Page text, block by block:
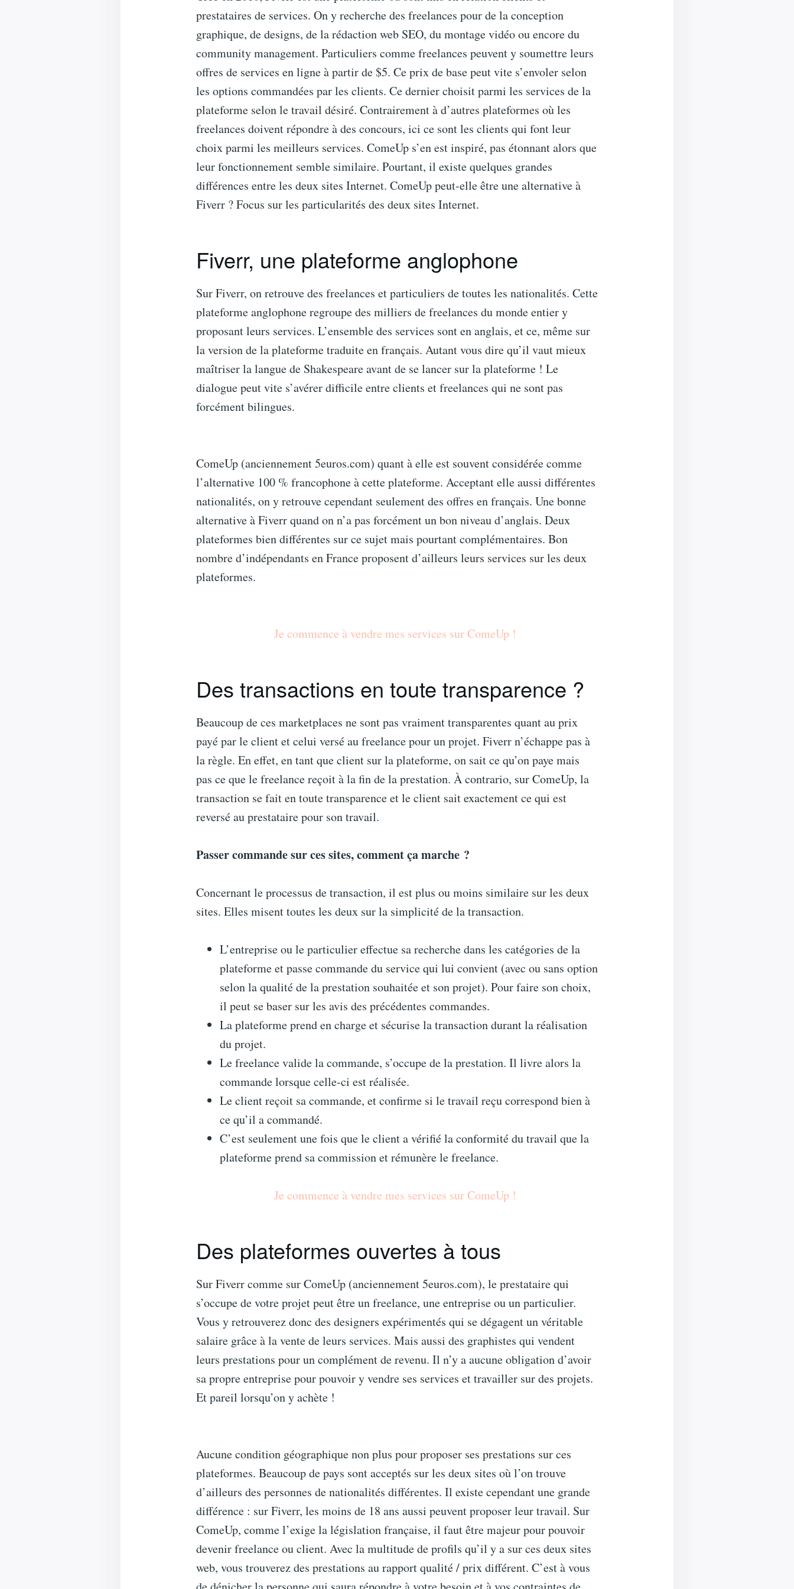
prestataires de services. On y recherche des freelances pour de la conception
graphique, de designs, de la rédaction web SEO, du montage vidéo ou encore du
community management. Particuliers comme freelances peuvent y soumettre leurs
offres de services en ligne à partir de $5. Ce prix de base peut vite s’envoler selon
les options commandées par les clients. Ce dernier choisit parmi les services de la
plateforme selon le travail désiré. Contrairement à d’autres plateformes où les
freelances doivent répondre à des concours, ici ce sont les clients qui font leur
choix parmi les meilleurs services. ComeUp s’en est inspiré, pas étonnant alors que
leur fonctionnement semble similaire. Pourtant, il existe quelques grandes
différences entre les deux sites Internet. ComeUp peut-elle être une alternative à
Fiverr ? Focus sur les particularités des deux sites Internet.
Fiverr, une plateforme anglophone
Sur Fiverr, on retrouve des freelances et particuliers de toutes les nationalités. Cette
plateforme anglophone regroupe des milliers de freelances du monde entier y
proposant leurs services. L’ensemble des services sont en anglais, et ce, même sur
la version de la plateforme traduite en français. Autant vous dire qu’il vaut mieux
maîtriser la langue de Shakespeare avant de se lancer sur la plateforme ! Le
dialogue peut vite s’avérer difficile entre clients et freelances qui ne sont pas
forcément bilingues.
ComeUp (anciennement 5euros.com) quant à elle est souvent considérée comme
l’alternative 100 % francophone à cette plateforme. Acceptant elle aussi différentes
nationalités, on y retrouve cependant seulement des offres en français. Une bonne
alternative à Fiverr quand on n’a pas forcément un bon niveau d’anglais. Deux
plateformes bien différentes sur ce sujet mais pourtant complémentaires. Bon
nombre d’indépendants en France proposent d’ailleurs leurs services sur les deux
plateformes.
Je commence à vendre mes services sur ComeUp !
Des transactions en toute transparence ?
Beaucoup de ces marketplaces ne sont pas vraiment transparentes quant au prix
payé par le client et celui versé au freelance pour un projet. Fiverr n’échappe pas à
la règle. En effet, en tant que client sur la plateforme, on sait ce qu’on paye mais
pas ce que le freelance reçoit à la fin de la prestation. À contrario, sur ComeUp, la
transaction se fait en toute transparence et le client sait exactement ce qui est
reversé au prestataire pour son travail.
Passer commande sur ces sites, comment ça marche ?
Concernant le processus de transaction, il est plus ou moins similaire sur les deux
sites. Elles misent toutes les deux sur la simplicité de la transaction.
L’entreprise ou le particulier effectue sa recherche dans les catégories de la
plateforme et passe commande du service qui lui convient (avec ou sans option
selon la qualité de la prestation souhaitée et son projet). Pour faire son choix,
il peut se baser sur les avis des précédentes commandes.
La plateforme prend en charge et sécurise la transaction durant la réalisation
du projet.
Le freelance valide la commande, s’occupe de la prestation. Il livre alors la
commande lorsque celle-ci est réalisée.
Le client reçoit sa commande, et confirme si le travail reçu correspond bien à
ce qu’il a commandé.
C’est seulement une fois que le client a vérifié la conformité du travail que la
plateforme prend sa commission et rémunère le freelance.
Je commence à vendre mes services sur ComeUp !
Des plateformes ouvertes à tous
Sur Fiverr comme sur ComeUp (anciennement 5euros.com), le prestataire qui
s’occupe de votre projet peut être un freelance, une entreprise ou un particulier.
Vous y retrouverez donc des designers expérimentés qui se dégagent un véritable
salaire grâce à la vente de leurs services. Mais aussi des graphistes qui vendent
leurs prestations pour un complément de revenu. Il n’y a aucune obligation d’avoir
sa propre entreprise pour pouvoir y vendre ses services et travailler sur des projets.
Et pareil lorsqu’on y achète !
Aucune condition géographique non plus pour proposer ses prestations sur ces
plateformes. Beaucoup de pays sont acceptés sur les deux sites où l’on trouve
d’ailleurs des personnes de nationalités différentes. Il existe cependant une grande
différence : sur Fiverr, les moins de 18 ans aussi peuvent proposer leur travail. Sur
ComeUp, comme l’exige la législation française, il faut être majeur pour pouvoir
devenir freelance ou client. Avec la multitude de profils qu’il y a sur ces deux sites
web, vous trouverez des prestations au rapport qualité / prix différent. C’est à vous